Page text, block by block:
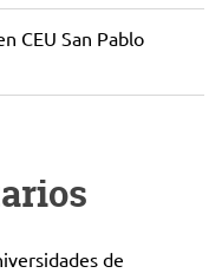
CEU San Pablo
de